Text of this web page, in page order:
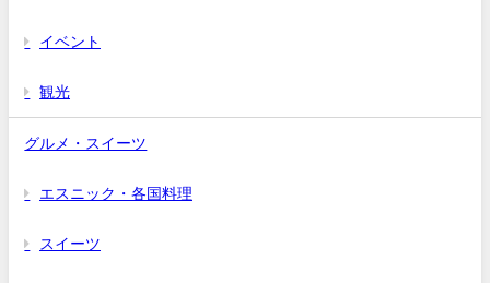
イベント
観光
グルメ・スイーツ
エスニック・各国料理
スイーツ